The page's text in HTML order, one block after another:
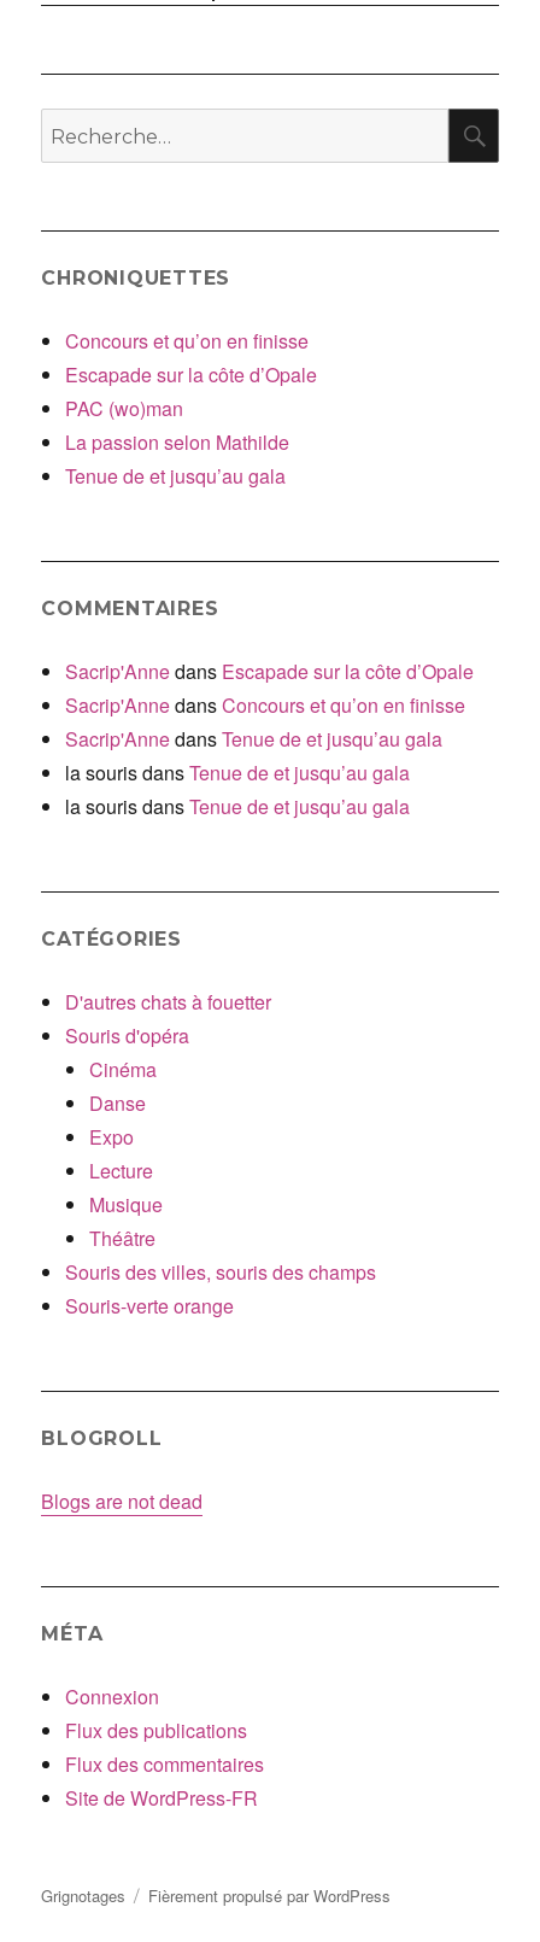
l’article
Recherche
pour
CHRONIQUETTES
Concours et qu’on en finisse
Escapade sur la côte d’Opale
PAC (wo)man
La passion selon Mathilde
Tenue de et jusqu’au gala
COMMENTAIRES
Sacrip'Annedans Escapade sur la côte d’Opale
Sacrip'AnnedansConcours et qu’on en finisse
Sacrip'AnnedansTenue de et jusqu’au gala
la sourisdansTenue de et jusqu’au gala
la sourisdansTenue de et jusqu’au gala
CATÉGORIES
D'autres chats à fouetter
Souris d'opéra
Cinéma
Danse
Expo
Lecture
Musique
Théâtre
Souris des villes, souris des champs
Souris-verte orange
BLOGROLL
Blogs are not dead
MÉTA
Connexion
Flux des publications
Flux des commentaires
Site de WordPress-FR
Grignotages Fièrement propulsé par WordPress